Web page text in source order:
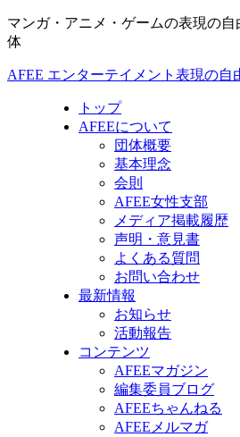
マンガ・アニメ・ゲームの表現の
体
AFEE エンターテイメント表現の自
トップ
AFEEについて
団体概要
基本理念
会則
AFEE女性支部
メディア掲載履歴
声明・意見書
よくある質問
お問い合わせ
最新情報
お知らせ
活動報告
コンテンツ
AFEEマガジン
編集委員ブログ
AFEEちゃんねる
AFEEメルマガ